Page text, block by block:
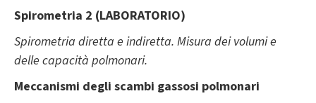
Spirometria 2 (LABORATORIO)
Spirometria diretta e indiretta. Misura dei volumi e
delle capacità polmonari.
Meccanismi degli scambi gassosi polmonari